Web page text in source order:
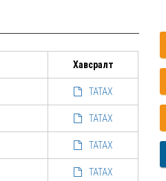
Хавсралт
ТАТАХ
ТАТАХ
ТАТАХ
ТАТАХ